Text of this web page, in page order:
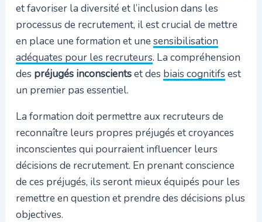
et favoriser la diversité et l’inclusion dans les
processus de recrutement, il est crucial de mettre
en place une formation et unesensibilisation
adéquates pour les recruteurs. La compréhension
des préjugés inconscientset des biais cognitifs est
un premier pas essentiel.
La formation doit permettre aux recruteurs de
reconnaître leurs propres préjugés et croyances
inconscientes qui pourraient influencer leurs
décisions de recrutement. En prenant conscience
de ces préjugés, ils seront mieux équipés pour les
remettre en question et prendre des décisions plus
objectives.